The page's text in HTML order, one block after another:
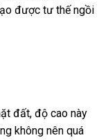
được tư thế ngồi
đất, độ cao này
không nên quá